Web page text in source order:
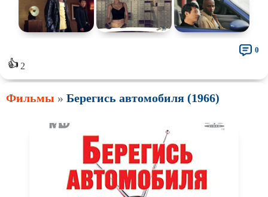
👍 2
0
Фильмы » Берегись автомобиля (1966)